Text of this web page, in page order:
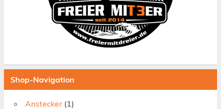
Shop-Navigation
Anstecker (1)